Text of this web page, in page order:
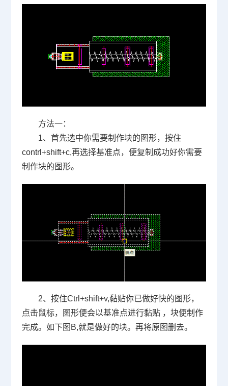
方法一：
1、首先选中你需要制作块的图形，按住
contrl+shift+c,再选择基准点，便复制成功好你需要
制作块的图形。
2、按住Ctrl+shift+v,黏贴你已做好快的图形，
点击鼠标，图形便会以基准点进行黏贴 ，块便制作
完成。如下图 B,就是做好的块。再将原图删去。